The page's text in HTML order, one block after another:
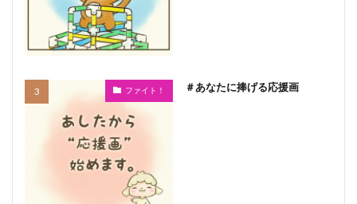
ファイト！ ＃あなたに捧げる応援画